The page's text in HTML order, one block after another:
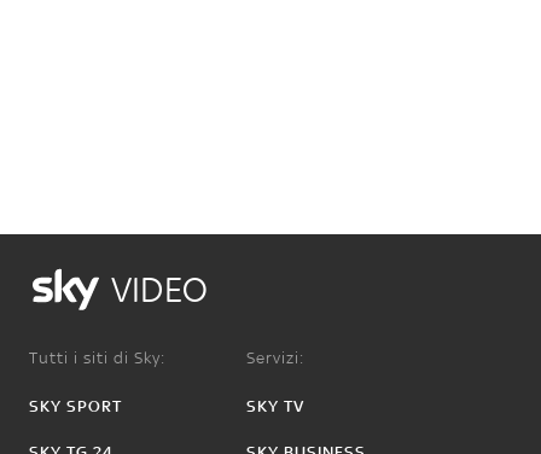
VIDEO
Tutti i siti di Sky:
SKY SPORT
Servizi:
SKY TV